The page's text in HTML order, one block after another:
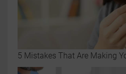
5 Mistakes That Are Making